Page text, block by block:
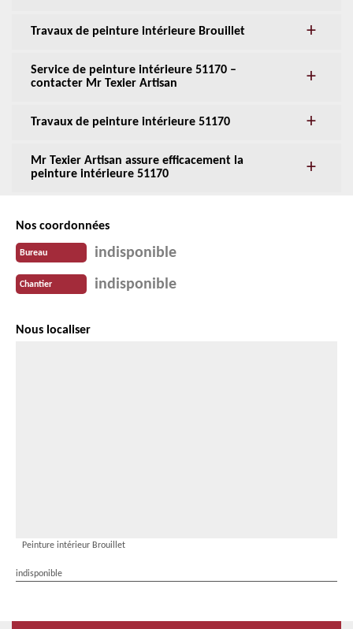
Travaux de peinture intérieure Brouillet
Service de peinture intérieure 51170 –
contacter Mr Texier Artisan
Travaux de peinture intérieure 51170
Mr Texier Artisan assure efficacement la
peinture intérieure 51170
Nos coordonnées
Bureau indisponible
Chantier indisponible
Nous localiser
Peinture intérieur Brouillet
indisponible